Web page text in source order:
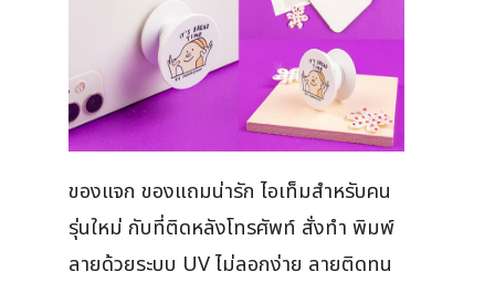
ของแจก ของแถมน่ารัก ไอเท็มสำหรับคน
รุ่นใหม่ กับที่ติดหลังโทรศัพท์ สั่งทํา พิมพ์
ลายด้วยระบบ UV ไม่ลอกง่าย ลายติดทน